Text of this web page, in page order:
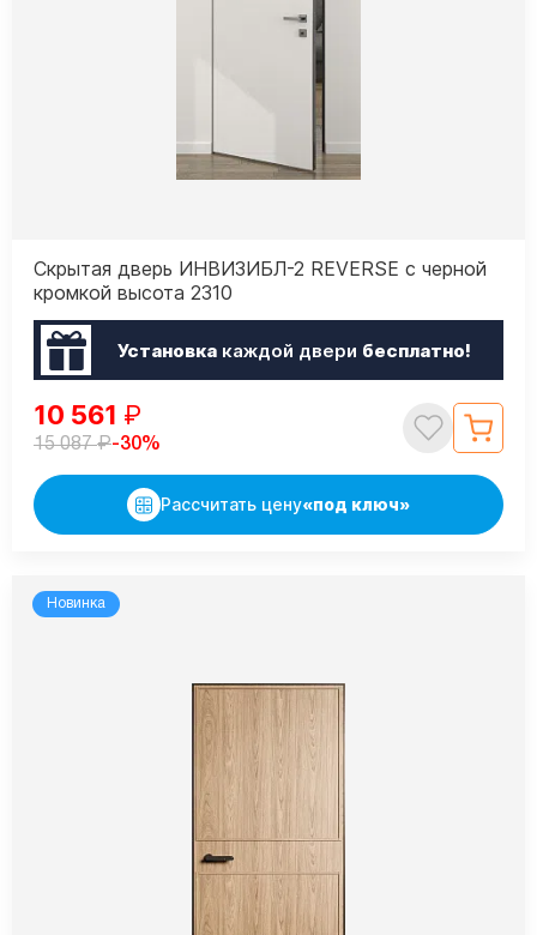
Скрытая дверь ИНВИЗИБЛ-2 REVERSE с черной
кромкой высота 2310
Установкакаждой двери бесплатно!
10 561 ₽
15 087₽-30%
Рассчитать цену«под ключ»
Новинка